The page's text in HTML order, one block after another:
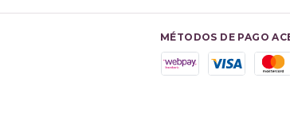
MÉTODOS DE PAGO